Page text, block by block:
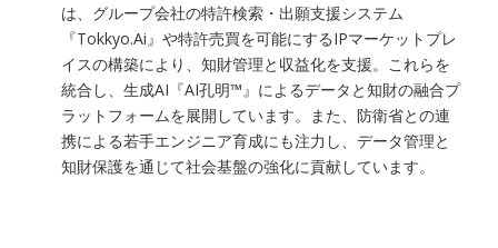
は、グループ会社の特許検索・出願支援システム
『Tokkyo.Ai』や特許売買を可能にするIPマーケットプレ
イスの構築により、知財管理と収益化を支援。これらを
統合し、生成AI『AI孔明™』によるデータと知財の融合プ
ラットフォームを展開しています。また、防衛省との連
携による若手エンジニア育成にも注力し、データ管理と
知財保護を通じて社会基盤の強化に貢献しています。